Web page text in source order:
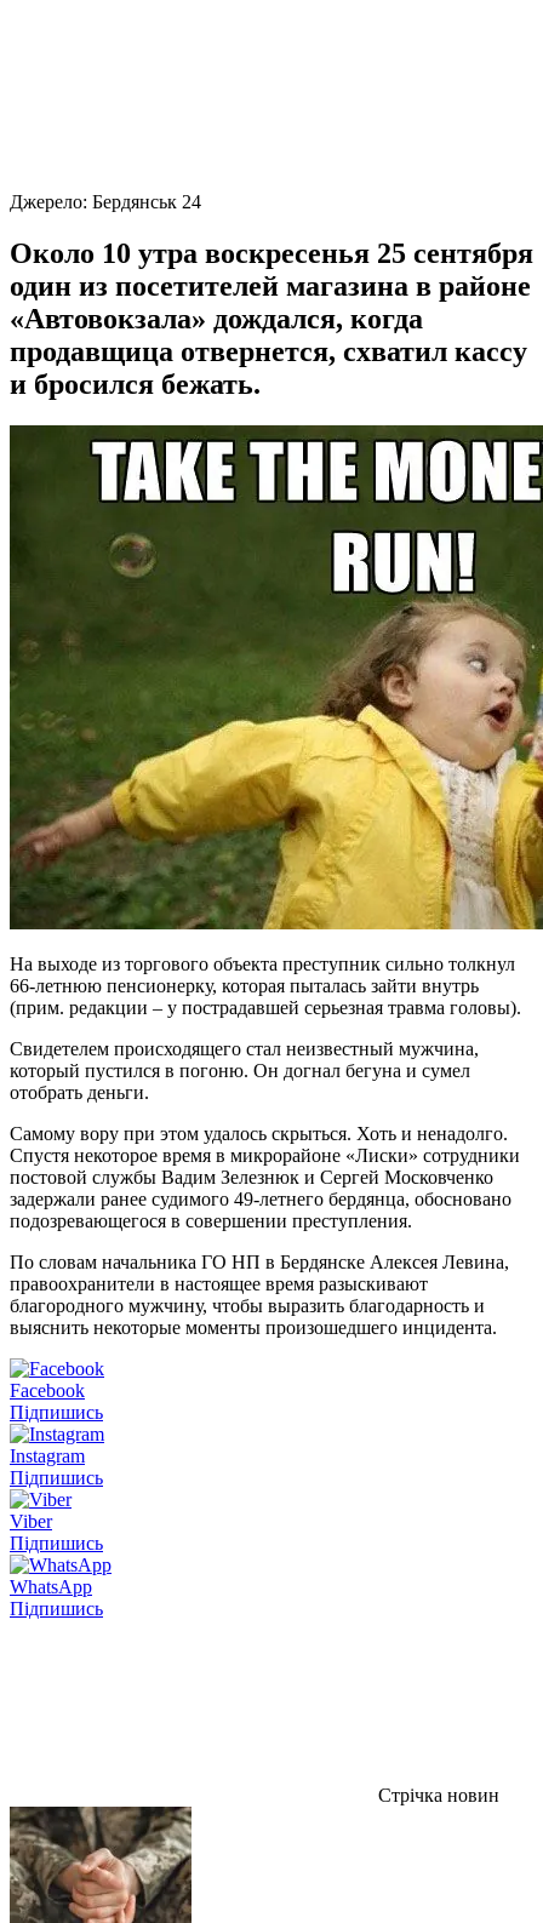
Джерело: Бердянськ 24
Около 10 утра воскресенья 25 сентября
один из посетителей магазина в районе
«Автовокзала» дождался, когда
продавщица отвернется, схватил кассу
и бросился бежать.
На выходе из торгового объекта преступник сильно толкнул
66-летнюю пенсионерку, которая пыталась зайти внутрь
(прим. редакции – у пострадавшей серьезная травма головы).
Свидетелем происходящего стал неизвестный мужчина,
который пустился в погоню. Он догнал бегуна и сумел
отобрать деньги.
Самому вору при этом удалось скрыться. Хоть и ненадолго.
Спустя некоторое время в микрорайоне «Лиски» сотрудники
постовой службы Вадим Зелезнюк и Сергей Московченко
задержали ранее судимого 49-летнего бердянца, обосновано
подозревающегося в совершении преступления.
По словам начальника ГО НП в Бердянске Алексея Левина,
правоохранители в настоящее время разыскивают
благородного мужчину, чтобы выразить благодарность и
выяснить некоторые моменты произошедшего инцидента.
Facebook
Підпишись
Instagram
Підпишись
Viber
Підпишись
WhatsApp
Підпишись
Стрічка новин